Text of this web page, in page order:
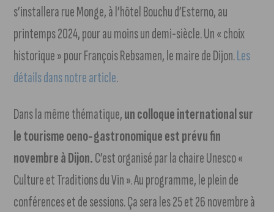
s’installera rue Monge, à l’hôtel Bouchu d’Esterno, au
printemps 2024, pour au moins un demi-siècle. Un « choix
historique » pour François Rebsamen, le maire de Dijon.Les
détails dans notre article.
Dans la même thématique,un colloque international sur
le tourisme oeno-gastronomique est prévu fin
novembre à Dijon.C’est organisé par la chaire Unesco «
Culture et Traditions du Vin ». Au programme, le plein de
conférences et de sessions. Ça sera les 25 et 26 novembre à